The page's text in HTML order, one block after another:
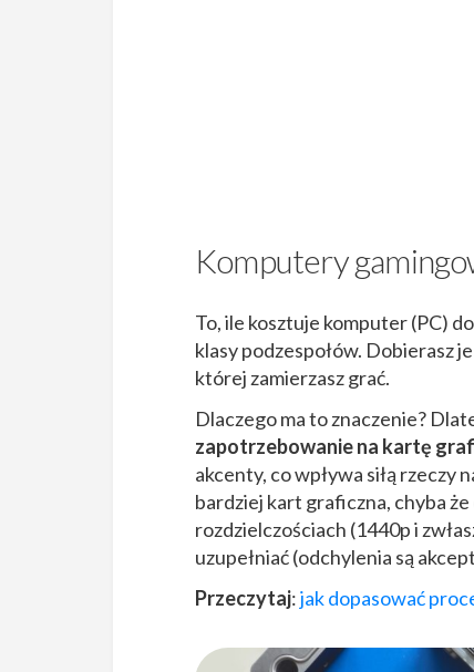
Komputery
To, ile kosztuje komputer (PC)
klasy podzespołów. Dobierasz
której zamierzasz grać.
Dlaczego ma to znaczenie?
zapotrzebowanie na kartę
akcenty, co wpływa siłą rzeczy
bardziej kart graficzna, chyba
rozdzielczościach (1440p i
uzupełniać (odchylenia są
Przeczytaj:jak dopasować